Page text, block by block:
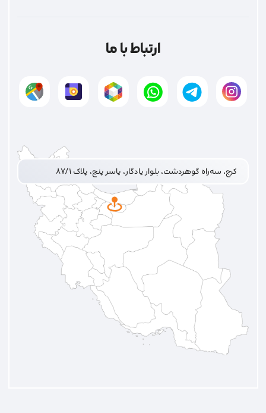
ارتباط با ما
کرج، سه‌راه گوهردشت، بلوار یادگار، یاسر پنج، پلاک ۸۷/۱